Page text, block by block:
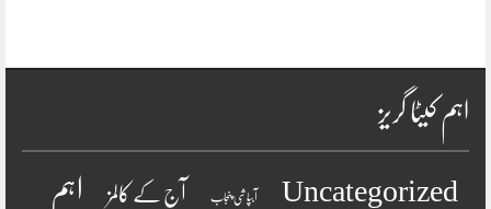
اہم کیٹا گریز
Uncategorized آبپاشی پنجاب آج کے کالمز
اہم